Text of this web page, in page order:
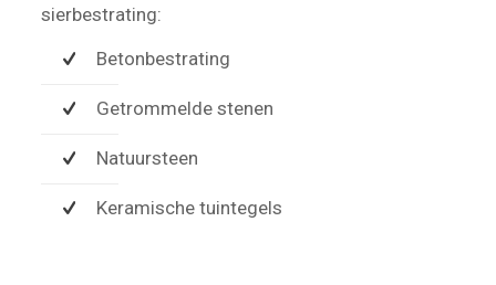
sierbestrating:
Betonbestrating
Getrommelde stenen
Natuursteen
Keramische tuintegels